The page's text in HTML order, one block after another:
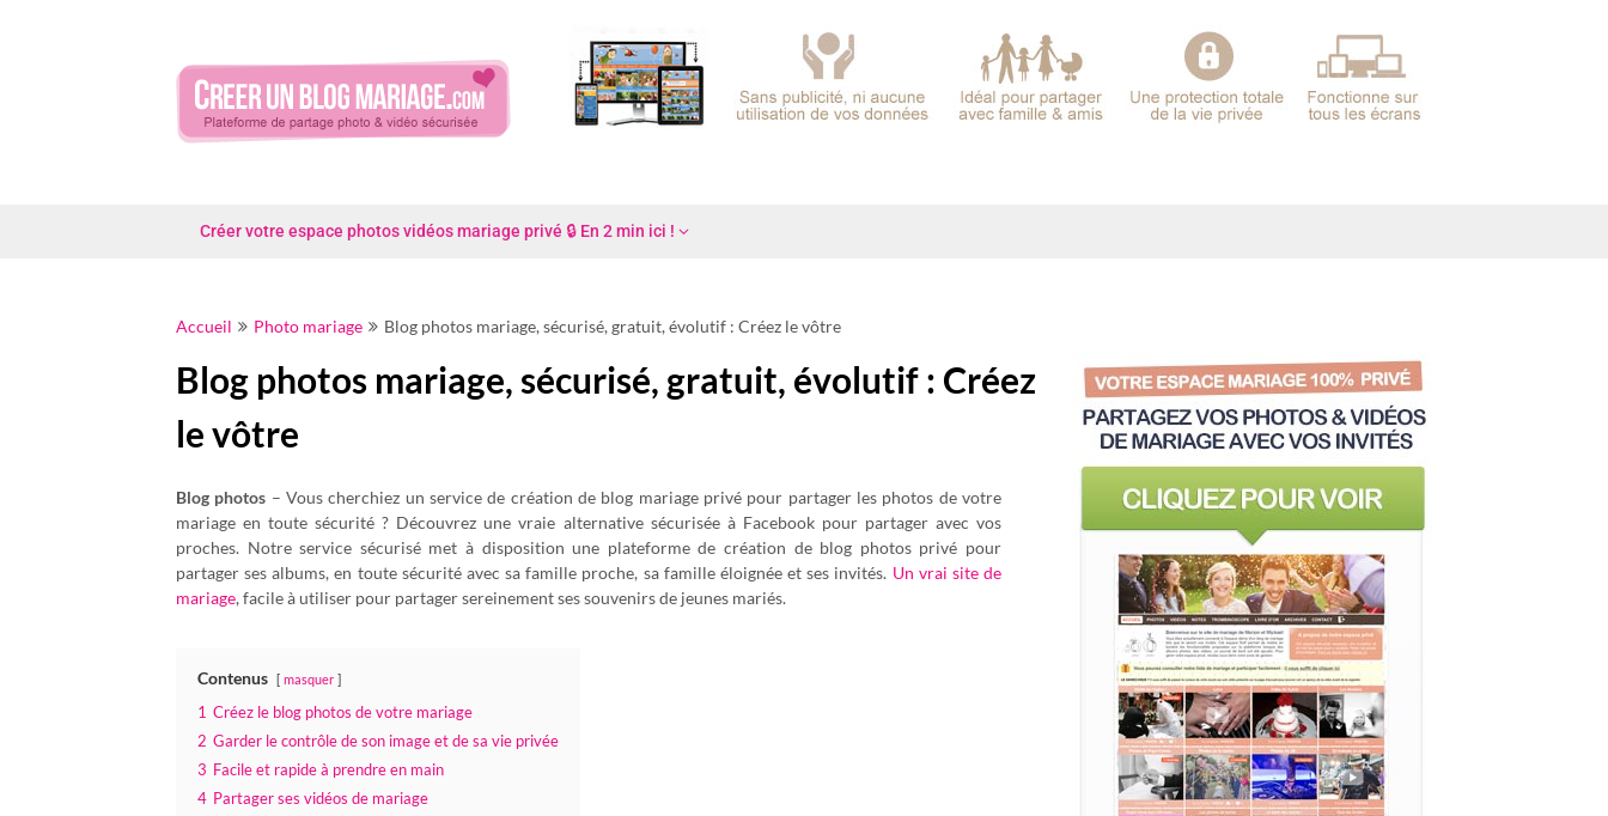
Créer votre espace photos vidéos mariage privé 🔒 En 2 min ici !
Accueil Photo mariage Blog photos mariage, sécurisé, gratuit, évolutif : Créez le vôtre
Blog photos mariage, sécurisé, gratuit, évolutif : Créez
le vôtre
Blog photos – Vous cherchiez un service de création de blog mariage privé pour partager les photos de votre
mariage en toute sécurité ? Découvrez une vraie alternative sécurisée à Facebook pour partager avec vos
proches. Notre service sécurisé met à disposition une plateforme de création de blog photos privé pour
partager ses albums, en toute sécurité avec sa famille proche, sa famille éloignée et ses invités. Un vrai site de
mariage, facile à utiliser pour partager sereinement ses souvenirs de jeunes mariés.
Contenus masquer
1 Créez le blog photos de votre mariage
2 Garder le contrôle de son image et de sa vie privée
3 Facile et rapide à prendre en main
4 Partager ses vidéos de mariage